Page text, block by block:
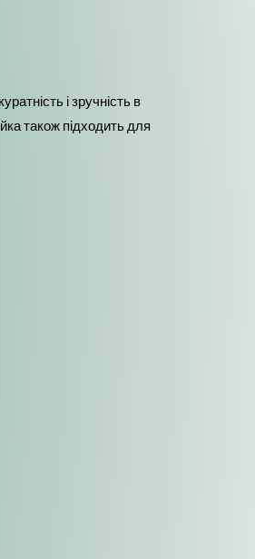
і зручність в
також підходить для